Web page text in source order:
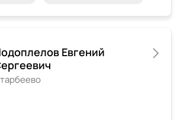
Евгений